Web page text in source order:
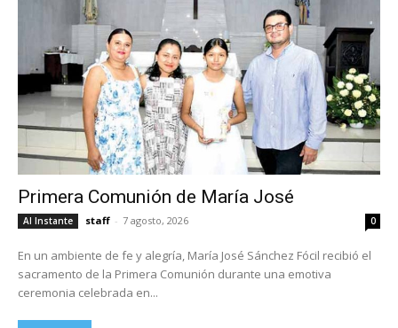
Primera Comunión de María José
Al Instante staff - 7 agosto, 2026 0
En un ambiente de fe y alegría, María José Sánchez Fócil recibió el
sacramento de la Primera Comunión durante una emotiva
ceremonia celebrada en...